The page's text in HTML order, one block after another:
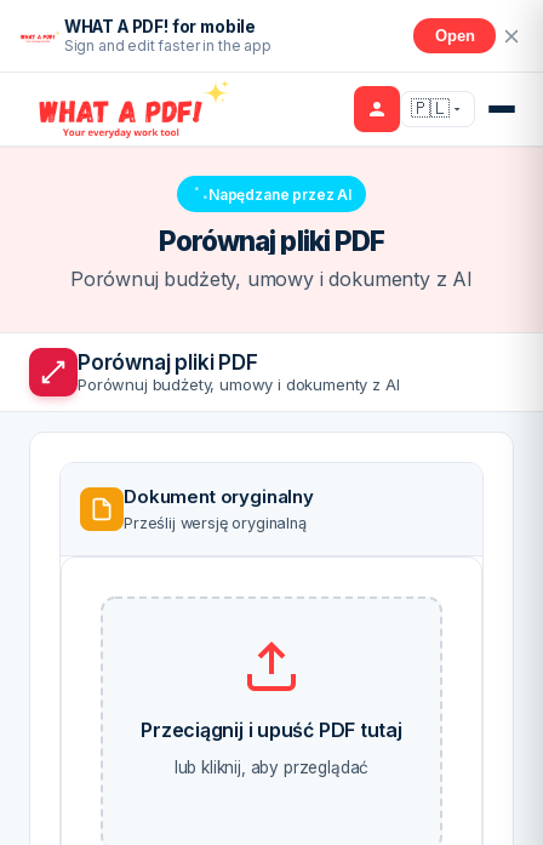
WHAT A PDF! for mobile
Sign and edit faster in the app
Open
🇵🇱
Napędzane przez AI
Porównaj pliki PDF
Porównuj budżety, umowy i dokumenty z AI
Porównaj pliki PDF
Porównuj budżety, umowy i dokumenty z AI
Dokument oryginalny
Prześlij wersję oryginalną
Przeciągnij i upuść PDF tutaj
lub kliknij, aby przeglądać